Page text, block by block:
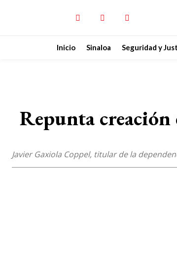
Inicio Sinaloa Seguridad y
Repunta creación
Javier Gaxiola Coppel, titular de la